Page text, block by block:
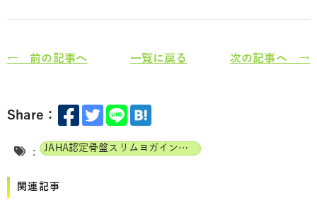
← 前の記事へ 一覧に戻る 次の記事へ →
Share：
: JAHA認定骨盤スリムヨガインストラクター
関連記事